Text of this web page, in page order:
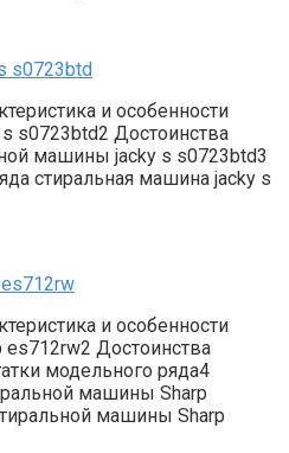
s0723btd
и особенности
s0723btd2 Достоинства
машины jacky s s0723btd3
стиральная машина jacky s
и особенности
Достоинства
модельного ряда4
машины Sharp
машины Sharp